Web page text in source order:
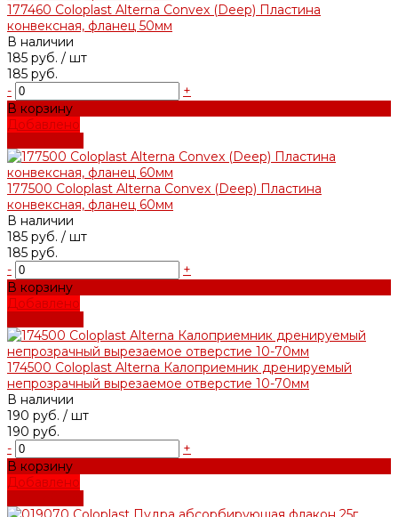
177460 Coloplast Alterna Convex (Deep) Пластина
конвексная, фланец 50мм
В наличии
185 руб. / шт
185 руб.
-
+
В корзину
Добавлено
177500 Coloplast Alterna Convex (Deep) Пластина
конвексная, фланец 60мм
В наличии
185 руб. / шт
185 руб.
-
+
В корзину
Добавлено
174500 Coloplast Alterna Калоприемник дренируемый
непрозрачный вырезаемое отверстие 10-70мм
В наличии
190 руб. / шт
190 руб.
-
+
В корзину
Добавлено